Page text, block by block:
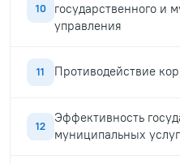
10
государственного и
управления
11 Противодействие
12
Эффективность
муниципальных услуг